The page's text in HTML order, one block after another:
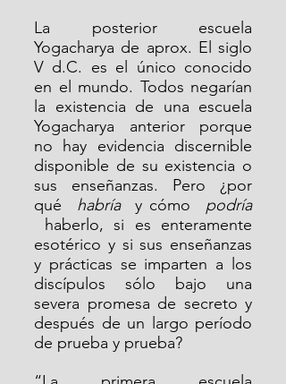
La posterior escuela
Yogacharya de aprox. El siglo
V d.C. es el único conocido
en el mundo. Todos negarían
la existencia de una escuela
Yogacharya anterior porque
no hay evidencia discernible
disponible de su existencia o
sus enseñanzas. Pero ¿por
qué habría y cómo podría
haberlo, si es enteramente
esotérico y si sus enseñanzas
y prácticas se imparten a los
discípulos sólo bajo una
severa promesa de secreto y
después de un largo período
de prueba y prueba?